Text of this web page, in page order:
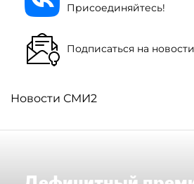
Присоединяйтесь!
Подписаться на новости
Новости СМИ2